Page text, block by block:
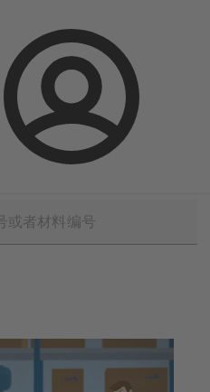
登
录
一次登录，尽在掌握